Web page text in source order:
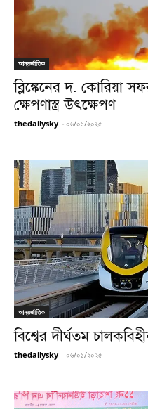
আন্তর্জাতিক
ব্লিঙ্কেনের দ. কোরিয়া
ক্ষেপণাস্ত্র উৎক্ষেপণ
thedailysky - ০৬/০১/২০২৫
আন্তর্জাতিক
বিশ্বের দীর্ঘতম
thedailysky - ০৬/০১/২০২৫